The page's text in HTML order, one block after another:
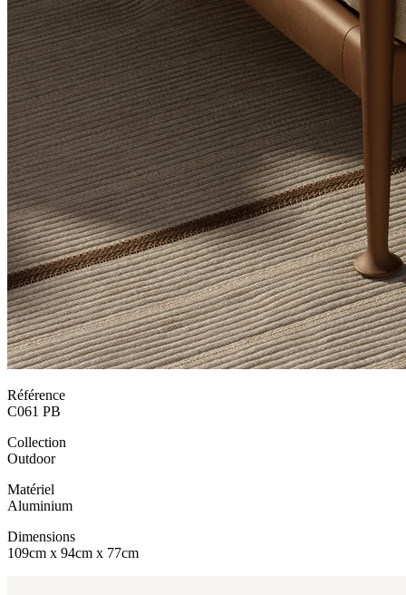
Référence
C061 PB
Collection
Outdoor
Matériel
Aluminium
Dimensions
109cm x 94cm x 77cm